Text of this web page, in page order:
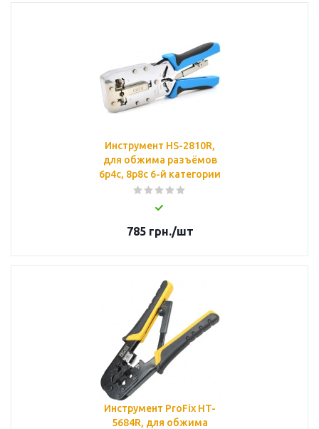
Инструмент НS-2810R,
для обжима разъёмов
6р4с, 8p8c 6-й категории
785грн./шт
Инструмент ProFix HT-
5684R, для обжима